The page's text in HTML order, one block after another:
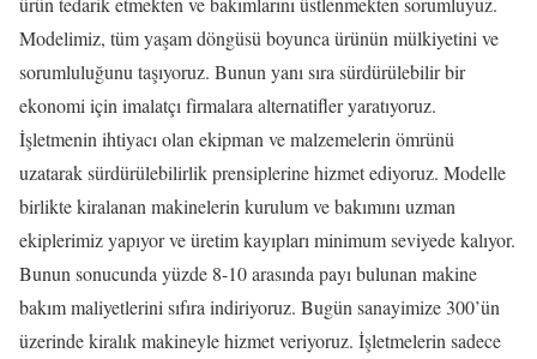
Modelimiz, tüm yaşam döngüsü boyunca ürünün mülkiyetini ve
sorumluluğunu taşıyoruz. Bunun yanı sıra sürdürülebilir bir
ekonomi için imalatçı firmalara alternatifler yaratıyoruz.
İşletmenin ihtiyacı olan ekipman ve malzemelerin ömrünü
uzatarak sürdürülebilirlik prensiplerine hizmet ediyoruz. Modelle
birlikte kiralanan makinelerin kurulum ve bakımını uzman
ekiplerimiz yapıyor ve üretim kayıpları minimum seviyede kalıyor.
Bunun sonucunda yüzde 8-10 arasında payı bulunan makine
bakım maliyetlerini sıfıra indiriyoruz. Bugün sanayimize 300’ün
üzerinde kiralık makineyle hizmet veriyoruz. İşletmelerin sadece